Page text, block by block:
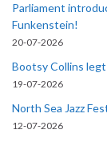
Parliament
Funkenstein!
20-07-2026
Bootsy Collins
19-07-2026
North Sea Jazz
12-07-2026